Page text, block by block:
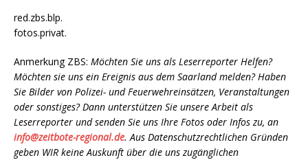
red.zbs.blp.
fotos.privat.
Anmerkung ZBS: Möchten Sie uns als Leserreporter Helfen?
Möchten sie uns ein Ereignis aus dem Saarland melden? Haben
Sie Bilder von Polizei- und Feuerwehreinsätzen, Veranstaltungen
oder sonstiges? Dann unterstützen Sie unsere Arbeit als
Leserreporter und senden Sie uns Ihre Fotos oder Infos zu, an
info@zeitbote-regional.de. Aus Datenschutzrechtlichen Gründen
geben WIR keine Auskunft über die uns zugänglichen